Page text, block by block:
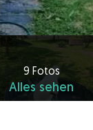
9 Fotos
Alles sehen